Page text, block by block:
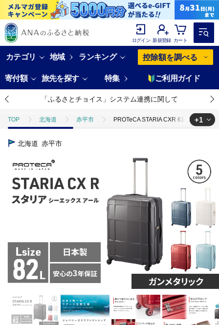
ログイン 新規登録 カート
カテゴリ 地域 ランキング 控除額を調べる
寄付額 旅先を探す 特集 ご利用ガイド
「ふるさとチョイス」システム連携に関して
TOP 北海道 赤平市 PROTeCA STARIA CXR 61 TR
TOP
+1
北海道 赤平市